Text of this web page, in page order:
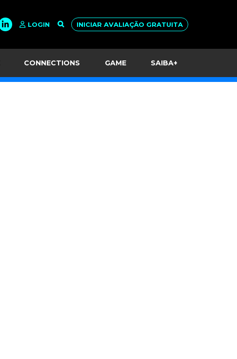
LOGIN INICIAR AVALIAÇÃO GRATUITA
CONNECTIONS GAME SAIBA+